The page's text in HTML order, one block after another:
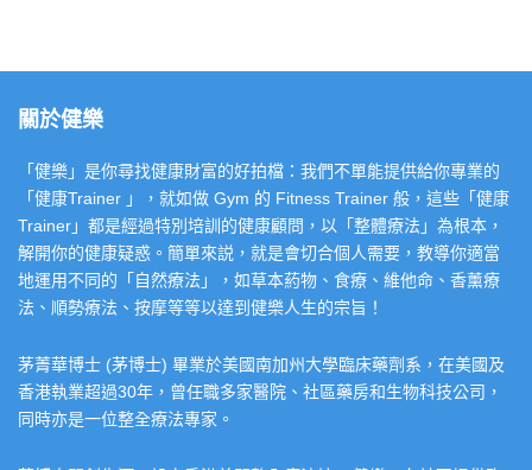
關於健樂
「健樂」是你尋找健康財富的好拍檔：我們不單能提供給你專業的
「健康Trainer 」，就如做 Gym 的 Fitness Trainer 般，這些「健康
Trainer」都是經過特別培訓的健康顧問，以「整體療法」為根本，
解開你的健康疑惑。簡單來説，就是會切合個人需要，教導你適當
地運用不同的「自然療法」，如草本葯物、食療、維他命、香薰療
法、順勢療法、按摩等等以達到健樂人生的宗旨！
茅菁華博士 (茅博士) 畢業於美國南加州大學臨床藥劑系，在美國及
香港執業超過30年，曾任職多家醫院、社區藥房和生物科技公司，
同時亦是一位整全療法專家。